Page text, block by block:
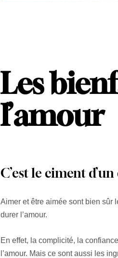
Les
l’amour
C’est le ciment
Aimer et être aimée sont bien sûr
durer l’amour.
En effet, la complicité, la
l’amour. Mais ce sont aussi les